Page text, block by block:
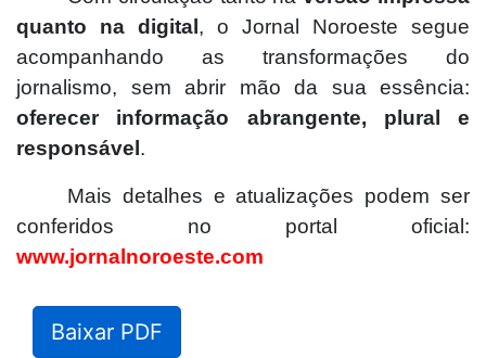
quanto na digital, o Jornal Noroeste segue
acompanhando as transformações do
jornalismo, sem abrir mão da sua essência:
oferecer informação abrangente, plural e
responsável.
Mais detalhes e atualizações podem ser
conferidos no portal oficial:
www.jornalnoroeste.com
Baixar PDF